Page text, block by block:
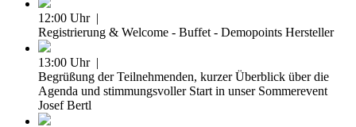
12:00 Uhr |
Registrierung & Welcome - Buffet - Demopoints Hersteller
13:00 Uhr |
Begrüßung der Teilnehmenden, kurzer Überblick über die
Agenda und stimmungsvoller Start in unser Sommerevent
Josef Bertl